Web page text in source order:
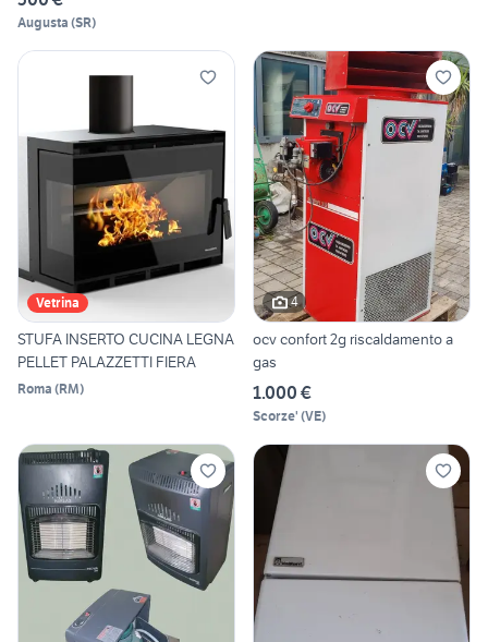
Augusta (SR)
Vetrina
STUFA INSERTO CUCINA LEGNA
PELLET PALAZZETTI FIERA
Roma (RM)
4
ocv confort 2g riscaldamento a
gas
1.000 €
Scorze' (VE)